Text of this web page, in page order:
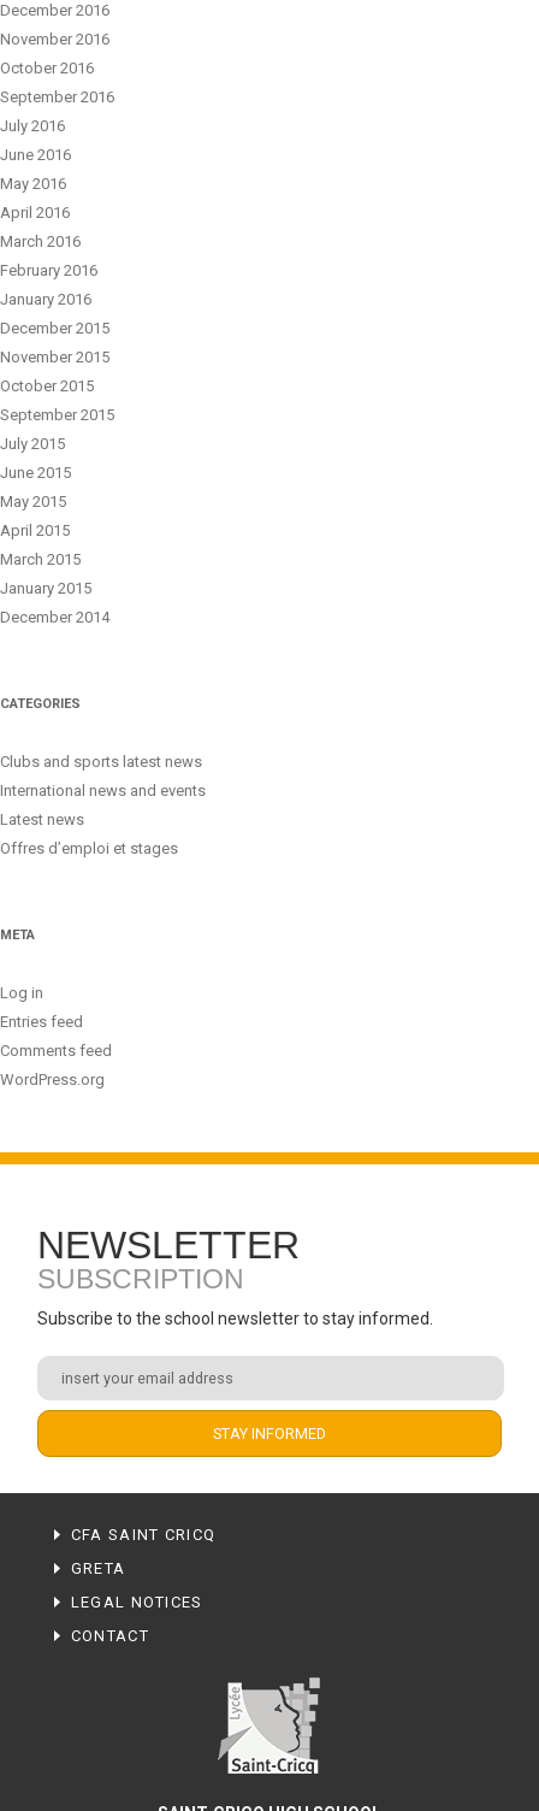
December 2016
November 2016
October 2016
September 2016
July 2016
June 2016
May 2016
April 2016
March 2016
February 2016
January 2016
December 2015
November 2015
October 2015
September 2015
July 2015
June 2015
May 2015
April 2015
March 2015
January 2015
December 2014
CATEGORIES
Clubs and sports latest news
International news and events
Latest news
Offres d’emploi et stages
META
Log in
Entries feed
Comments feed
WordPress.org
NEWSLETTER
SUBSCRIPTION
Subscribe to the school newsletter to stay informed.
CFA SAINT CRICQ
GRETA
LEGAL NOTICES
CONTACT